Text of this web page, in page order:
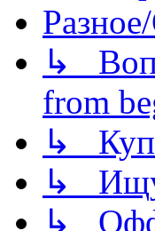
↳
from
↳
↳ Ищу
↳